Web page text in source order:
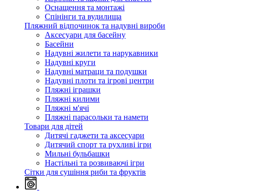
Оснащення та монтажі
Спінінги та вудилища
Пляжний відпочинок та надувні вироби
Аксесуари для басейну
Басейни
Надувні жилети та нарукавники
Надувні круги
Надувні матраци та подушки
Надувні плоти та ігрові центри
Пляжні іграшки
Пляжні килими
Пляжні м'ячі
Пляжні парасольки та намети
Товари для дітей
Дитячі гаджети та аксесуари
Дитячий спорт та рухливі ігри
Мильні бульбашки
Настільні та розвиваючі ігри
Сітки для сушіння риби та фруктів